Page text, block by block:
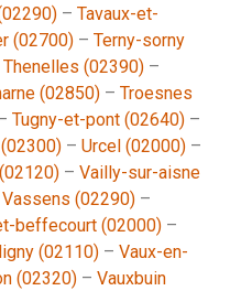
– Tavaux-et-
(02700) – Terny-sorny
Thenelles (02390) –
(02850) – Troesnes
Tugny-et-pont (02640) –
– Urcel (02000) –
– Vailly-sur-aisne
Vassens (02290) –
beffecourt (02000) –
(02110) – Vaux-en-
(02320) – Vauxbuin